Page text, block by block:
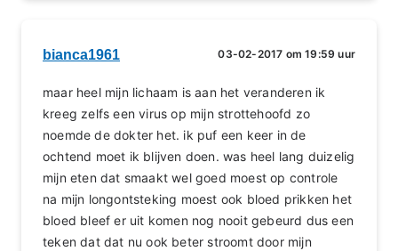
bianca1961 03-02-2017 om 19:59 uur
maar heel mijn lichaam is aan het veranderen ik
kreeg zelfs een virus op mijn strottehoofd zo
noemde de dokter het. ik puf een keer in de
ochtend moet ik blijven doen. was heel lang duizelig
mijn eten dat smaakt wel goed moest op controle
na mijn longontsteking moest ook bloed prikken het
bloed bleef er uit komen nog nooit gebeurd dus een
teken dat dat nu ook beter stroomt door mijn